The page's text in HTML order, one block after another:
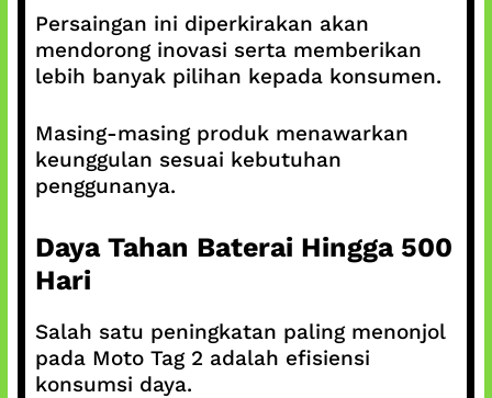
Persaingan ini diperkirakan akan
mendorong inovasi serta memberikan
lebih banyak pilihan kepada konsumen.
Masing-masing produk menawarkan
keunggulan sesuai kebutuhan
penggunanya.
Daya Tahan Baterai Hingga 500
Hari
Salah satu peningkatan paling menonjol
pada Moto Tag 2 adalah efisiensi
konsumsi daya.